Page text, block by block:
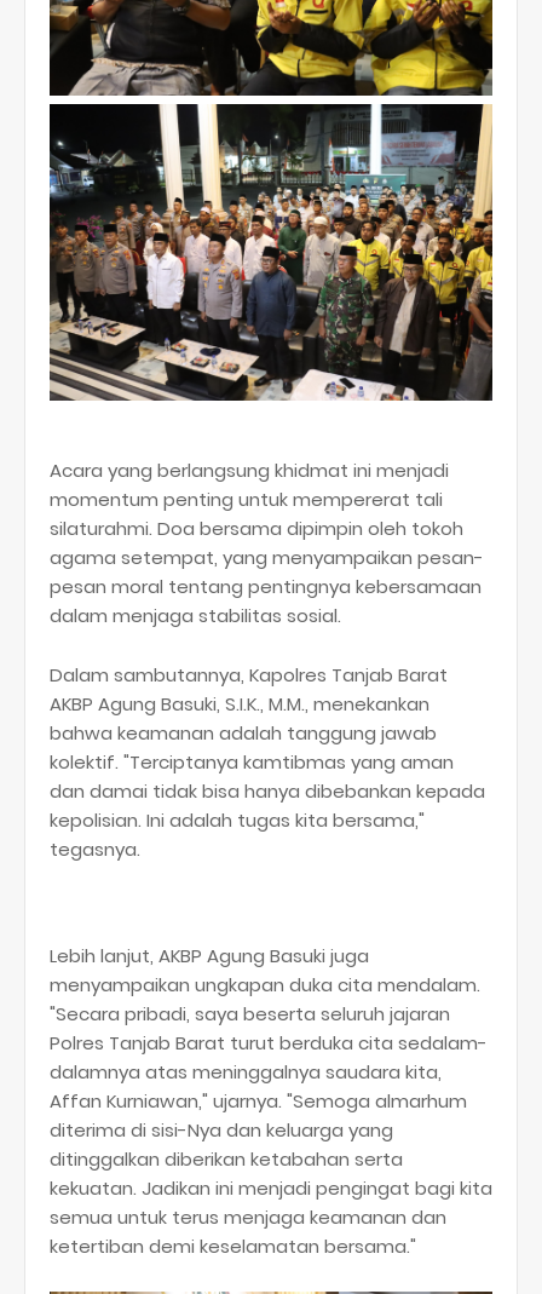
​Acara yang berlangsung khidmat ini menjadi
momentum penting untuk mempererat tali
silaturahmi. Doa bersama dipimpin oleh tokoh
agama setempat, yang menyampaikan pesan-
pesan moral tentang pentingnya kebersamaan
dalam menjaga stabilitas sosial.
​Dalam sambutannya, Kapolres Tanjab Barat
AKBP Agung Basuki, S.I.K., M.M., menekankan
bahwa keamanan adalah tanggung jawab
kolektif. "Terciptanya kamtibmas yang aman
dan damai tidak bisa hanya dibebankan kepada
kepolisian. Ini adalah tugas kita bersama,"
tegasnya.
​Lebih lanjut, AKBP Agung Basuki juga
menyampaikan ungkapan duka cita mendalam.
"Secara pribadi, saya beserta seluruh jajaran
Polres Tanjab Barat turut berduka cita sedalam-
dalamnya atas meninggalnya saudara kita,
Affan Kurniawan," ujarnya. "Semoga almarhum
diterima di sisi-Nya dan keluarga yang
ditinggalkan diberikan ketabahan serta
kekuatan. Jadikan ini menjadi pengingat bagi kita
semua untuk terus menjaga keamanan dan
ketertiban demi keselamatan bersama."